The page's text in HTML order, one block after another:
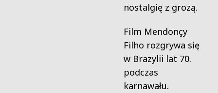
nostalgię z grozą.
Film Mendonçy
Filho rozgrywa się
w Brazylii lat 70.
podczas
karnawału.